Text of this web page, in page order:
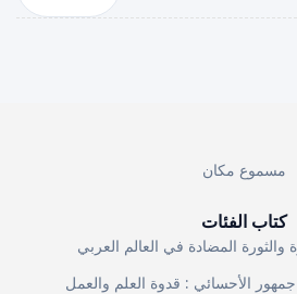
مسموع مكان
كتاب الفئات
والثورة المضادة في العالم العربي
الأحسائي : قدوة العلم والعمل